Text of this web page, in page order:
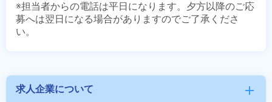
※担当者からの電話は平日になります。夕方以降のご応
募へは翌日になる場合がありますのでご了承くださ
求人企業について add